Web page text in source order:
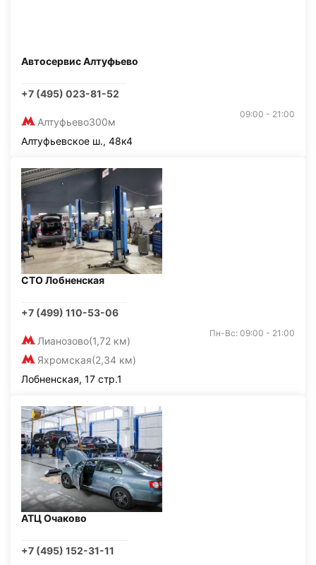
Автосервис Алтуфьево
+7 (495) 023-81-52
Алтуфьево300м
09:00 - 21:00
Алтуфьевское ш., 48к4
СТО Лобненская
+7 (499) 110-53-06
Лианозово(1,72 км)
Яхромская(2,34 км)
Пн-Вс: 09:00 - 21:00
Лобненская, 17 стр.1
АТЦ Очаково
+7 (495) 152-31-11